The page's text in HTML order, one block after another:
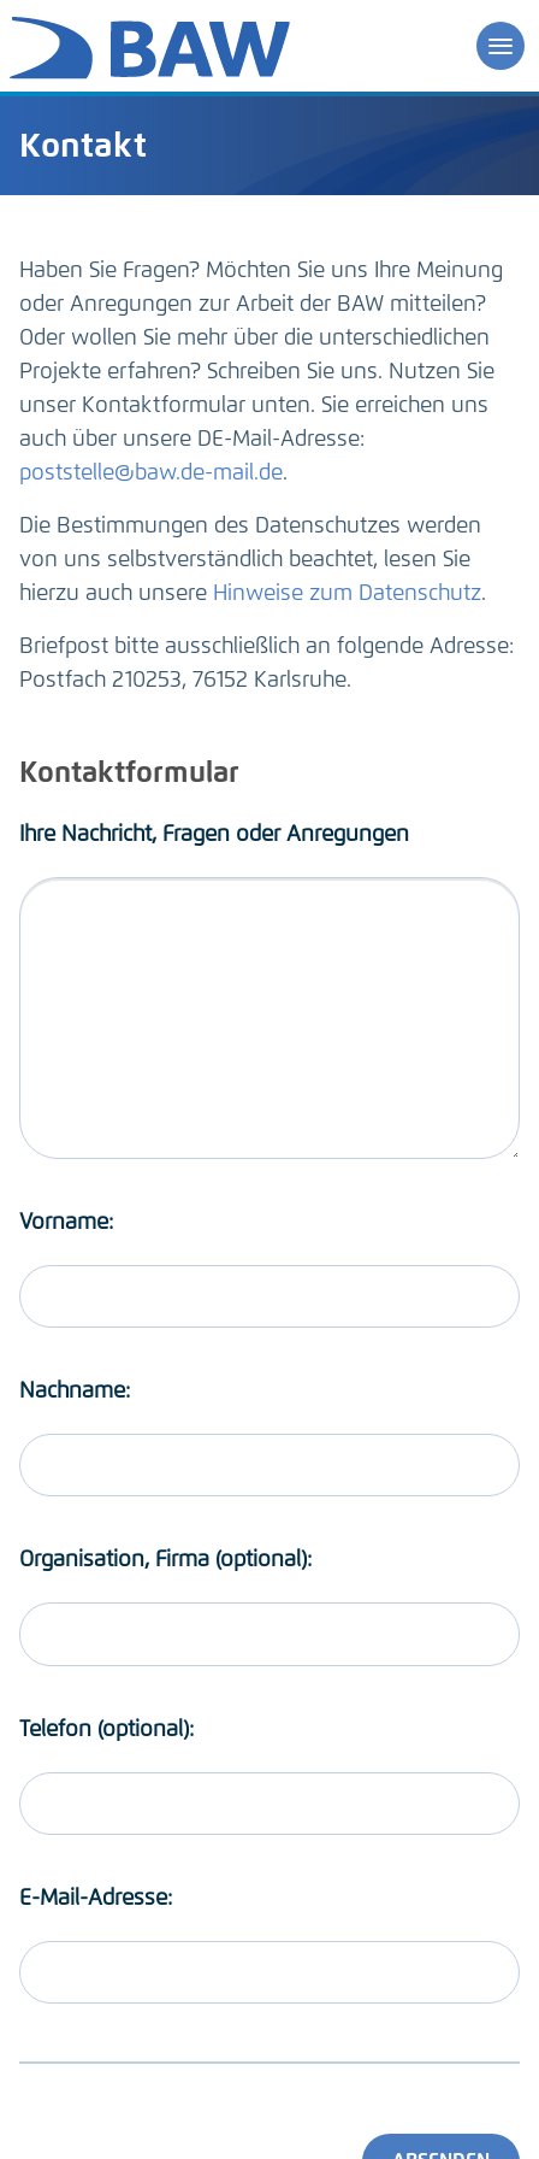
Kontakt
Haben Sie Fragen? Möchten Sie uns Ihre Meinung
oder Anregungen zur Arbeit der BAW mitteilen?
Oder wollen Sie mehr über die unterschiedlichen
Projekte erfahren? Schreiben Sie uns. Nutzen Sie
unser Kontaktformular unten. Sie erreichen uns
auch über unsere DE-Mail-Adresse:
poststelle@baw.de-mail.de.
Die Bestimmungen des Datenschutzes werden
von uns selbstverständlich beachtet, lesen Sie
hierzu auch unsere Hinweise zum Datenschutz.
Briefpost bitte ausschließlich an folgende Adresse:
Postfach 210253, 76152 Karlsruhe.
Kontaktformular
Ihre Nachricht, Fragen oder Anregungen
Vorname:
Nachname:
Organisation, Firma (optional):
Telefon (optional):
E-Mail-Adresse: